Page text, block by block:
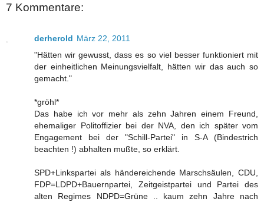
7 Kommentare:
derherold März 22, 2011
"Hätten wir gewusst, dass es so viel besser funktioniert mit
der einheitlichen Meinungsvielfalt, hätten wir das auch so
gemacht."
*gröhl*
Das habe ich vor mehr als zehn Jahren einem Freund,
ehemaliger Politoffizier bei der NVA, den ich später vom
Engagement bei der "Schill-Partei" in S-A (Bindestrich
beachten !) abhalten mußte, so erklärt.
SPD+Linkspartei als händereichende Marschsäulen, CDU,
FDP=LDPD+Bauernpartei, Zeitgeistpartei und Partei des
alten Regimes NDPD=Grüne .. kaum zehn Jahre nach